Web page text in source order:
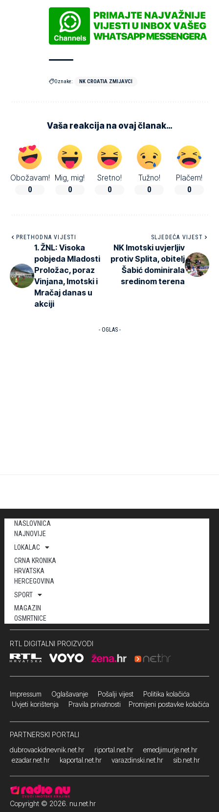
Oznake: NK CROATIA ZMIJAVCI
Vaša reakcija na ovaj članak…
Obožavam!
0
Mig, mig!
0
Sretno!
0
Tužno!
0
Plačem!
0
PRETHODNA VIJESTI
1. ŽNL: Visoka
pobjeda Mladosti
Proložac, poraz
Vinjana, Imotski i
Mračaj danas u
akciji
SLJEDEĆA VIJEST
NK Imotski uvjerljiv
protiv Splita, obitelj
Šabić dominirala
sredinom terena
- OGLAS -
NASLOVNICA
NAJNOVIJE
LOKALAC
CRNA KRONIKA
HRVATSKA
HERCEGOVINA
SPORT
MAGAZIN
OSMRTNICE
RTL DIGITALNI PROIZVODI
Impressum Oglašavanje Pošalji vijest Politika kolačića
Uvjeti korištenja Pravila privatnosti Promijeni postavke kolačića
PARTNERSKI PORTALI
dubrovackidnevnik.net.hr
riportal.net.hr
emedjimurje.net.hr
ezadar.net.hr
kaportal.net.hr varazdinski.net.hr sib.net.hr
Copyright © 2026. nu.net.hr